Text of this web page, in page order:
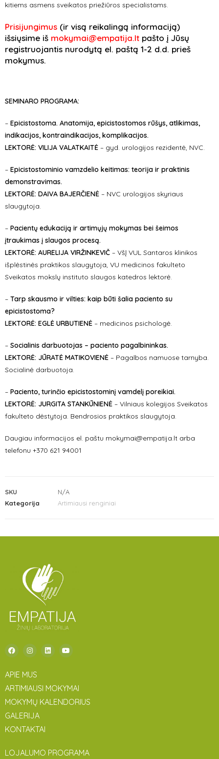
kitiems asmens sveikatos priežiūros specialistams.
Prisijungimus (ir visą reikalingą informaciją)
išsiųsime iš mokymai@empatija.lt pašto į Jūsų
registruojantis nurodytą el. paštą 1-2 d.d. prieš
mokymus.
SEMINARO PROGRAMA:
– Epicistostoma. Anatomija, epicistostomos rūšys, atlikimas,
indikacijos, kontraindikacijos, komplikacijos.
LEKTORĖ: VILIJA VALATKAITĖ – gyd. urologijos rezidentė, NVC.
– Epicistostominio vamzdelio keitimas: teorija ir praktinis
demonstravimas.
LEKTORĖ: DAIVA BAJERČIENĖ – NVC urologijos skyriaus
slaugytoja.
– Pacientų edukaciją ir artimųjų mokymas bei šeimos
įtraukimas į slaugos procesą.
LEKTORĖ: AURELIJA VIRŽINKEVIČ – VšĮ VUL Santaros klinikos
išplėstinės praktikos slaugytoja, VU medicinos fakulteto
Sveikatos mokslų instituto slaugos katedros lektorė.
– Tarp skausmo ir vilties: kaip būti šalia paciento su
epicistostoma?
LEKTORĖ: EGLĖ URBUTIENĖ – medicinos psichologė.
– Socialinis darbuotojas – paciento pagalbininkas.
LEKTORĖ: JŪRATĖ MATIKOVIENĖ – Pagalbos namuose tarnyba.
Socialinė darbuotoja.
– Paciento, turinčio epicistostominį vamdelį poreikiai.
LEKTORĖ: JURGITA STANKŪNIENĖ – Vilniaus kolegijos Sveikatos
fakulteto dėstytoja. Bendrosios praktikos slaugytoja.
Daugiau informacijos el. paštu mokymai@empatija.lt arba
telefonu +370 621 94001
SKU
N/A
Kategorija
Artimiausi renginiai
APIE MUS
ARTIMIAUSI MOKYMAI
MOKYMŲ KALENDORIUS
GALERIJA
KONTAKTAI
LOJALUMO PROGRAMA